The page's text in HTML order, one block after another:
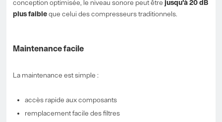
conception optimisée, le niveau sonore peut être jusqu’à 20 dB
plus faibleque celui des compresseurs traditionnels.
Maintenance facile
La maintenance est simple :
accès rapide aux composants
remplacement facile des filtres